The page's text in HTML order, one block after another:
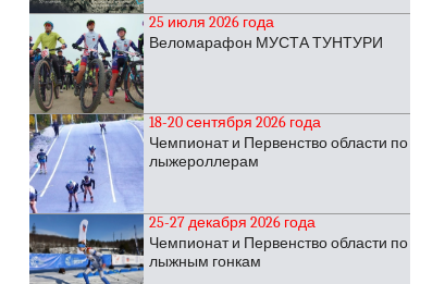
25 июля 2026 года
Веломарафон МУСТА ТУНТУРИ
18-20 сентября 2026 года
Чемпионат и Первенство области по
лыжероллерам
25-27 декабря 2026 года
Чемпионат и Первенство области по
лыжным гонкам